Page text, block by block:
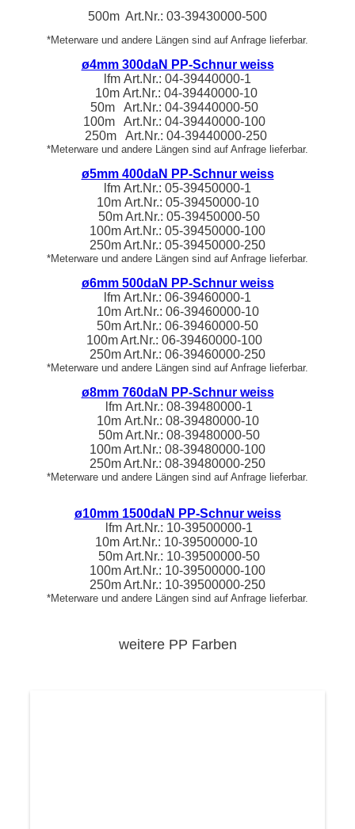
500m Art.Nr.: 03-39430000-500
*Meterware und andere Längen sind auf Anfrage lieferbar.
ø4mm 300daN PP-Schnur weiss
lfm Art.Nr.: 04-39440000-1
10m Art.Nr.: 04-39440000-10
50m Art.Nr.: 04-39440000-50
100m Art.Nr.: 04-39440000-100
250m Art.Nr.: 04-39440000-250
*Meterware und andere Längen sind auf Anfrage lieferbar.
ø5mm 400daN PP-Schnur weiss
lfm Art.Nr.: 05-39450000-1
10m Art.Nr.: 05-39450000-10
50m Art.Nr.: 05-39450000-50
100m Art.Nr.: 05-39450000-100
250m Art.Nr.: 05-39450000-250
*Meterware und andere Längen sind auf Anfrage lieferbar.
ø6mm 500daN PP-Schnur weiss
lfm Art.Nr.: 06-39460000-1
10m Art.Nr.: 06-39460000-10
50m Art.Nr.: 06-39460000-50
100m Art.Nr.: 06-39460000-100
250m Art.Nr.: 06-39460000-250
*Meterware und andere Längen sind auf Anfrage lieferbar.
ø8mm 760daN PP-Schnur weiss
lfm Art.Nr.: 08-39480000-1
10m Art.Nr.: 08-39480000-10
50m Art.Nr.: 08-39480000-50
100m Art.Nr.: 08-39480000-100
250m Art.Nr.: 08-39480000-250
*Meterware und andere Längen sind auf Anfrage lieferbar.
ø10mm 1500daN PP-Schnur weiss
lfm Art.Nr.: 10-39500000-1
10m Art.Nr.: 10-39500000-10
50m Art.Nr.: 10-39500000-50
100m Art.Nr.: 10-39500000-100
250m Art.Nr.: 10-39500000-250
*Meterware und andere Längen sind auf Anfrage lieferbar.
weitere PP Farben